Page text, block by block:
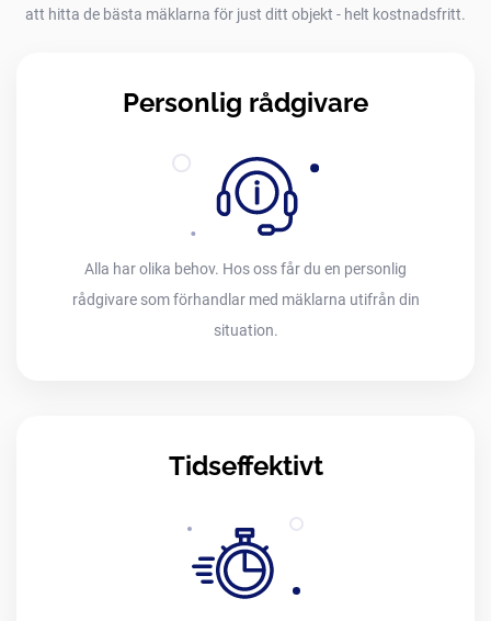
att hitta de bästa mäklarna för just ditt objekt - helt kostnadsfritt.
Personlig rådgivare
Alla har olika behov. Hos oss får du en personlig
rådgivare som förhandlar med mäklarna utifrån din
situation.
Tidseffektivt